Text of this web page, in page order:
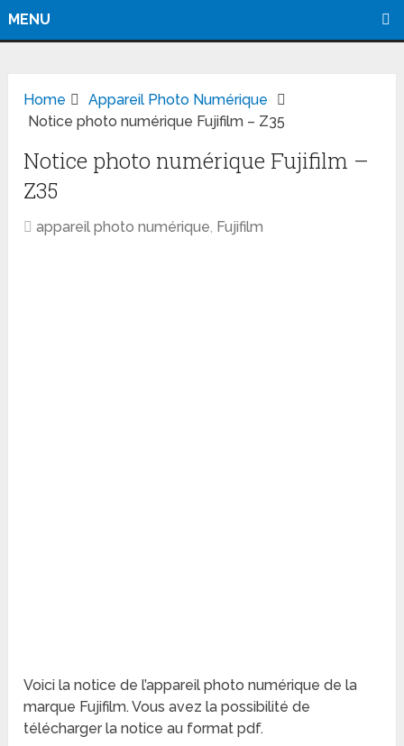
MENU
Home
Appareil Photo Numérique
Notice photo numérique Fujifilm – Z35
Notice photo numérique Fujifilm –
Z35
appareil photo numérique, Fujifilm
Voici la notice de l’appareil photo numérique de la
marque Fujifilm. Vous avez la possibilité de
télécharger la notice au format pdf.